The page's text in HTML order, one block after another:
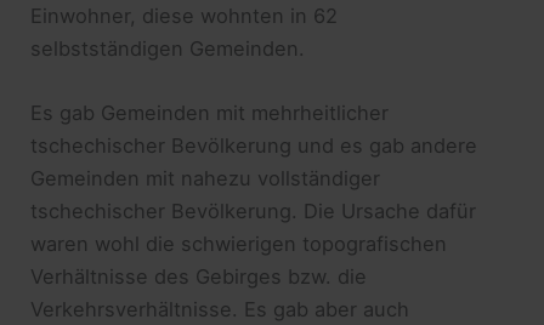
Einwohner, diese wohnten in 62
selbstständigen Gemeinden.
Es gab Gemeinden mit mehrheitlicher
tschechischer Bevölkerung und es gab andere
Gemeinden mit nahezu vollständiger
tschechischer Bevölkerung. Die Ursache dafür
waren wohl die schwierigen topografischen
Verhältnisse des Gebirges bzw. die
Verkehrsverhältnisse. Es gab aber auch